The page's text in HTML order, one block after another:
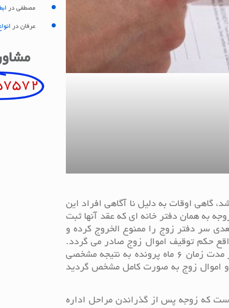
گاهی اوقات به دلیل نا آگاهی افراد این
به همان دفتر خانه ای که عقد آنها ثبت
سر دفتر زوج را ممنوع الخروج کرده و
حکم توقیف اموال زوج صادر می گردد.
در طی مدت زمان 2 ماه اگر مشخص شد که زوج مالی ندارد یا پس از مدت زمان 6 ماه پرونده به نتیجه مشخصی
و اموال زوج به صورت کامل مشخص گردید
که زوجه پس از گذراندن مراحل اداره
مصطفیدر
عرفاندر